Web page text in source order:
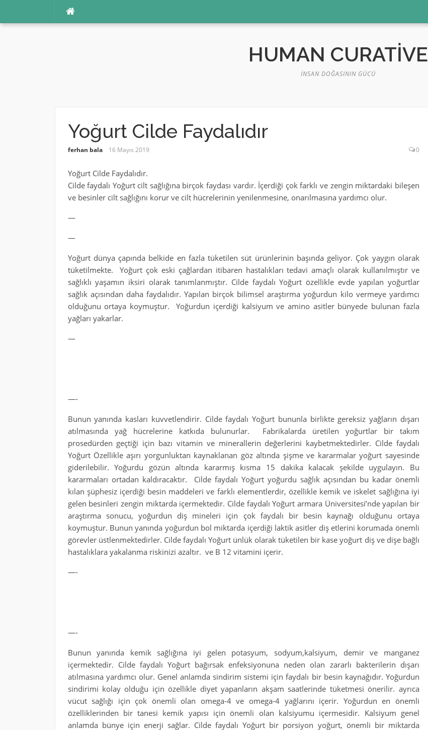
HUMAN CURATIVE
İNSAN DOĞASININ GÜCÜ
Yoğurt Cilde Faydalıdır
ferhan bala 16 Mayıs 2019 0
Yoğurt Cilde Faydalıdır.
Cilde faydalı Yoğurt cilt sağlığına birçok faydası vardır. İçerdiği çok farklı ve zengin miktardaki bileşen
ve besinler cilt sağlığını korur ve cilt hücrelerinin yenilenmesine, onarılmasına yardımcı olur.
—
—
Yoğurt dünya çapında belkide en fazla tüketilen süt ürünlerinin başında geliyor. Çok yaygın olarak
tüketilmekte. Yoğurt çok eski çağlardan itibaren hastalıkları tedavi amaçlı olarak kullanılmıştır ve
sağlıklı yaşamın iksiri olarak tanımlanmıştır. Cilde faydalı Yoğurt özellikle evde yapılan yoğurtlar
sağlık açısından daha faydalıdır. Yapılan birçok bilimsel araştırma yoğurdun kilo vermeye yardımcı
olduğunu ortaya koymuştur. Yoğurdun içerdiği kalsiyum ve amino asitler bünyede bulunan fazla
yağları yakarlar.
—
—-
Bunun yanında kasları kuvvetlendirir. Cilde faydalı Yoğurt bununla birlikte gereksiz yağların dışarı
atılmasında yağ hücrelerine katkıda bulunurlar. Fabrikalarda üretilen yoğurtlar bir takım
prosedürden geçtiği için bazı vitamin ve minerallerin değerlerini kaybetmektedirler. Cilde faydalı
Yoğurt Özellikle aşırı yorgunluktan kaynaklanan göz altında şişme ve kararmalar yoğurt sayesinde
giderilebilir. Yoğurdu gözün altında kararmış kısma 15 dakika kalacak şekilde uygulayın. Bu
kararmaları ortadan kaldıracaktır. Cilde faydalı Yoğurt yoğurdu sağlık açısından bu kadar önemli
kılan şüphesiz içerdiği besin maddeleri ve farklı elementlerdir, özellikle kemik ve iskelet sağlığına iyi
gelen besinleri zengin miktarda içermektedir. Cilde faydalı Yoğurt armara Üniversitesi’nde yapılan bir
araştırma sonucu, yoğurdun diş mineleri için çok faydalı bir besin kaynağı olduğunu ortaya
koymuştur. Bunun yanında yoğurdun bol miktarda içerdiği laktik asitler diş etlerini korumada önemli
görevler üstlenmektedirler. Cilde faydalı Yoğurt ünlük olarak tüketilen bir kase yoğurt diş ve dişe bağlı
hastalıklara yakalanma riskinizi azaltır. ve B 12 vitamini içerir.
—-
—-
Bunun yanında kemik sağlığına iyi gelen potasyum, sodyum,kalsiyum, demir ve manganez
içermektedir. Cilde faydalı Yoğurt bağırsak enfeksiyonuna neden olan zararlı bakterilerin dışarı
atılmasına yardımcı olur. Genel anlamda sindirim sistemi için faydalı bir besin kaynağıdır. Yoğurdun
sindirimi kolay olduğu için özellikle diyet yapanların akşam saatlerinde tüketmesi önerilir. ayrıca
vücut sağlığı için çok önemli olan omega-4 ve omega-4 yağlarını içerir. Yoğurdun en önemli
özelliklerinden bir tanesi kemik yapısı için önemli olan kalsiyumu içermesidir. Kalsiyum genel
anlamda bünye için enerji sağlar. Cilde faydalı Yoğurt bir porsiyon yoğurt, önemli bir miktarda